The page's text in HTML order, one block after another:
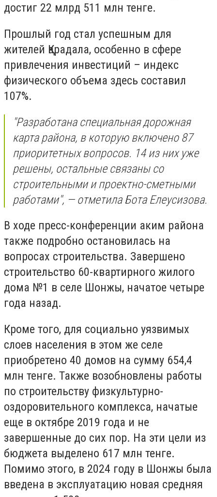
достиг 22 млрд 511 млн тенге.
Прошлый год стал успешным для
жителей Қарадала, особенно в сфере
привлечения инвестиций – индекс
физического объема здесь составил
107%.
"Разработана специальная дорожная
карта района, в которую включено 87
приоритетных вопросов. 14 из них уже
решены, остальные связаны со
строительными и проектно-сметными
работами", — отметила Бота Елеусизова.
В ходе пресс-конференции аким района
также подробно остановилась на
вопросах строительства. Завершено
строительство 60-квартирного жилого
дома №1 в селе Шонжы, начатое четыре
года назад.
Кроме того, для социально уязвимых
слоев населения в этом же селе
приобретено 40 домов на сумму 654,4
млн тенге. Также возобновлены работы
по строительству физкультурно-
оздоровительного комплекса, начатые
еще в октябре 2019 года и не
завершенные до сих пор. На эти цели из
бюджета выделено 617 млн тенге.
Помимо этого, в 2024 году в Шонжы была
введена в эксплуатацию новая средняя